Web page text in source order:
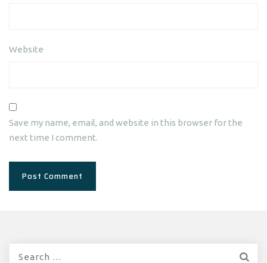
Website
Save my name, email, and website in this browser for the
next time I comment.